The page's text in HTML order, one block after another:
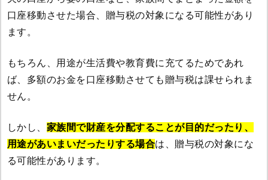
口座移動させた場合、贈与税の対象になる可能性があり
ます。
もちろん、用途が生活費や教育費に充てるためであれ
ば、多額のお金を口座移動させても贈与税は課せられま
せん。
しかし、 家族間で財産を分配することが目的だったり、
用途があいまいだったりする場合は、贈与税の対象にな
る可能性があります。